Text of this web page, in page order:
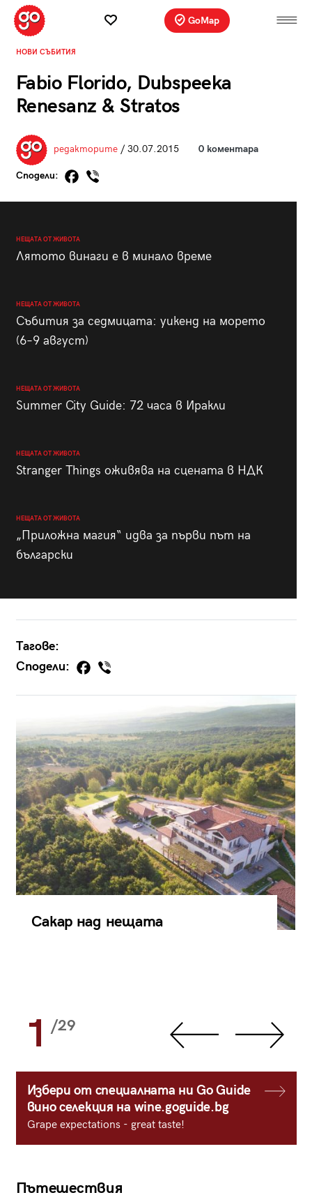
GoMap
НОВИ СЪБИТИЯ
Fabio Florido, Dubspeeka
Renesanz & Stratos
редакторите/ 30.07.2015 0 коментара
Сподели:
НЕЩАТА ОТ ЖИВОТА
Лятото винаги е в минало време
НЕЩАТА ОТ ЖИВОТА
Събития за седмицата: уикенд на морето
(6–9 август)
НЕЩАТА ОТ ЖИВОТА
Summer City Guide: 72 часа в Иракли
НЕЩАТА ОТ ЖИВОТА
Stranger Things оживява на сцената в НДК
НЕЩАТА ОТ ЖИВОТА
„Приложна магия“ идва за първи път на
български
Тагове:
Сподели:
Сакар над нещата
1 /29
Избери от специалната ни Go Guide
вино селекция на wine.goguide.bg
Grape expectations - great taste!
Пътешествия